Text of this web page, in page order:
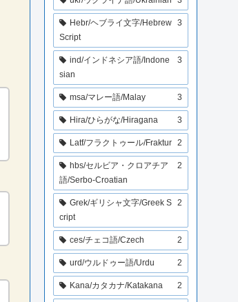
Hebr/ヘブライ文字/Hebrew
Script
3
ind/インドネシア語/Indone
sian
3
msa/マレー語/Malay 3
Hira/ひらがな/Hiragana 3
Latf/フラクトゥール/Fraktur 2
hbs/セルビア・クロアチア
語/Serbo-Croatian
2
Grek/ギリシャ文字/Greek S
cript
2
ces/チェコ語/Czech 2
urd/ウルドゥー語/Urdu 2
Kana/カタカナ/Katakana 2